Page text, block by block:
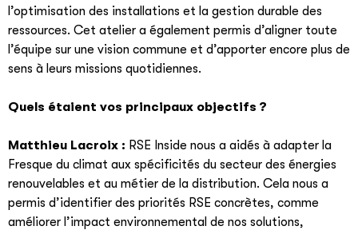
l’optimisation des installations et la gestion durable des
ressources. Cet atelier a également permis d’aligner toute
l’équipe sur une vision commune et d’apporter encore plus de
sens à leurs missions quotidiennes.
Quels étaient vos principaux objectifs ?
Matthieu Lacroix : RSE Inside nous a aidés à adapter la
Fresque du climat aux spécificités du secteur des énergies
renouvelables et au métier de la distribution. Cela nous a
permis d’identifier des priorités RSE concrètes, comme
améliorer l’impact environnemental de nos solutions,